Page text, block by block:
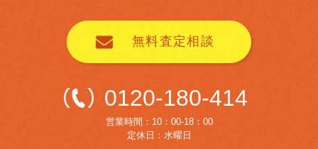
無料査定相談
0120-180-414
営業時間：10：00-18：00
定休日：水曜日